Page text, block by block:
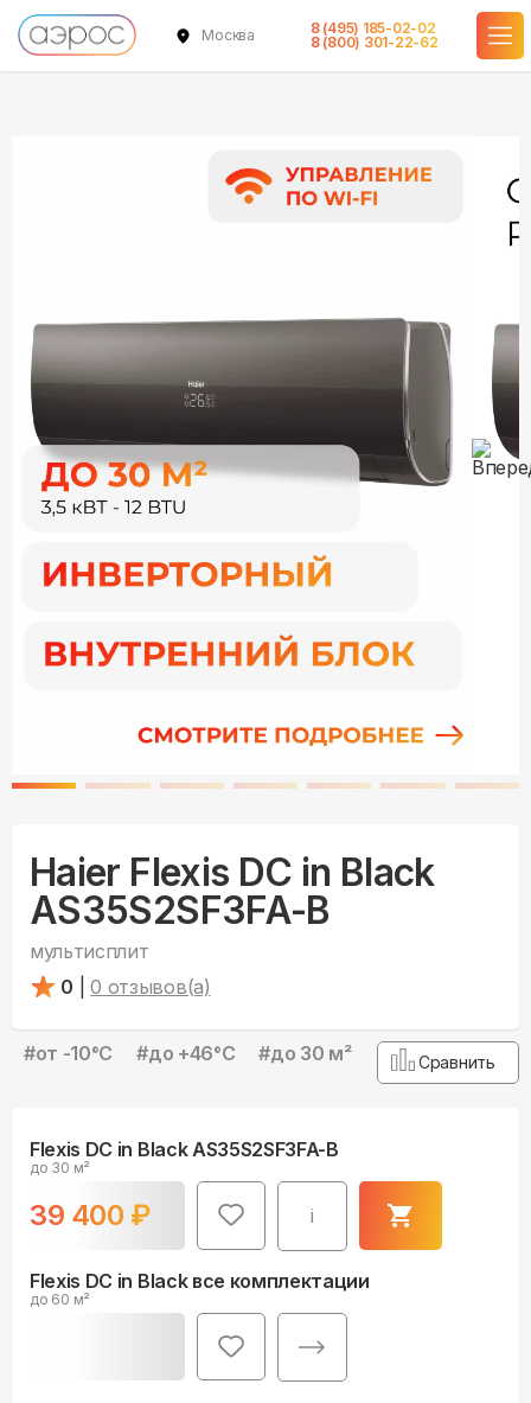
Москва
8 (495) 185-02-02
8 (800) 301-22-62
Haier Flexis DC in Black
AS35S2SF3FA-B
мультисплит
0
0 отзывов(а)
#от -10°С #до +46°С #до 30 м² Сравнить
Flexis DC in Black AS35S2SF3FA-B
до 30 м²
39 400 ₽ i
в наличии
Flexis DC in Black все комплектации
до 60 м²
в наличии